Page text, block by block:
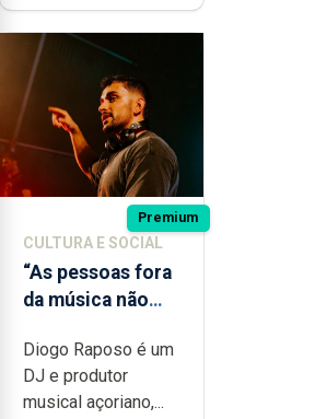
Premium
CULTURA E SOCIAL
“As pessoas fora
da música não
quão difícil é
produzir uma
música”
Diogo Raposo é um
DJ e produtor
musical açoriano,...